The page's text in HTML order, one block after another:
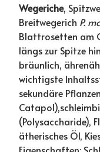
Wegeriche,
Breitwegerich P.
Blattrosetten am
längs zur Spitze
bräunlich,
wichtigste
sekundäre
(Polysaccharide),
ätherisches Öl,
Eigenschaften: